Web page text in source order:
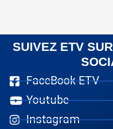
SUIVEZ ETV
FaceBook ETV
Youtube
Instagram